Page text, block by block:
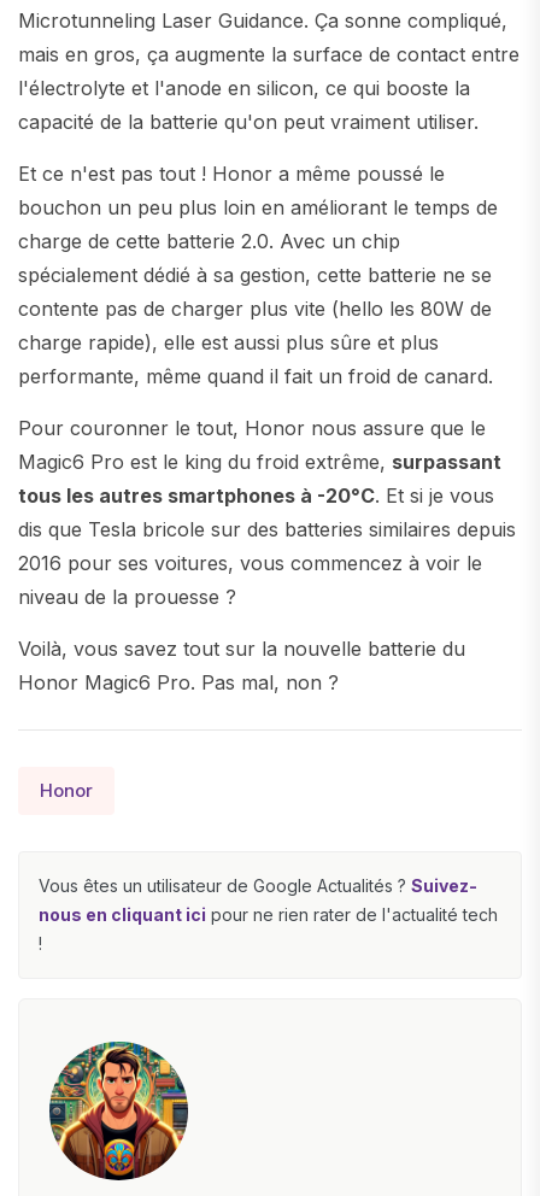
Microtunneling Laser Guidance. Ça sonne compliqué,
mais en gros, ça augmente la surface de contact entre
l'électrolyte et l'anode en silicon, ce qui booste la
capacité de la batterie qu'on peut vraiment utiliser.
Et ce n'est pas tout ! Honor a même poussé le
bouchon un peu plus loin en améliorant le temps de
charge de cette batterie 2.0. Avec un chip
spécialement dédié à sa gestion, cette batterie ne se
contente pas de charger plus vite (hello les 80W de
charge rapide), elle est aussi plus sûre et plus
performante, même quand il fait un froid de canard.
Pour couronner le tout, Honor nous assure que le
Magic6 Pro est le king du froid extrême, surpassant
tous les autres smartphones à -20°C. Et si je vous
dis que Tesla bricole sur des batteries similaires depuis
2016 pour ses voitures, vous commencez à voir le
niveau de la prouesse ?
Voilà, vous savez tout sur la nouvelle batterie du
Honor Magic6 Pro. Pas mal, non ?
Honor
Vous êtes un utilisateur de Google Actualités ? Suivez-
nous en cliquant ici pour ne rien rater de l'actualité tech
!